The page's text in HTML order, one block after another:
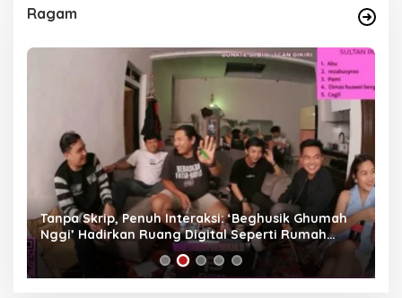
Ragam
Tanpa Skrip, Penuh Interaksi: ‘Beghusik Ghumah
Nggi’ Hadirkan Ruang Digital Seperti Rumah
Sendiri